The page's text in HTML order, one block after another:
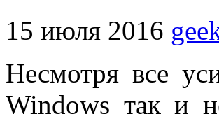
15 июля 2016
Несмотря все
Windows так и